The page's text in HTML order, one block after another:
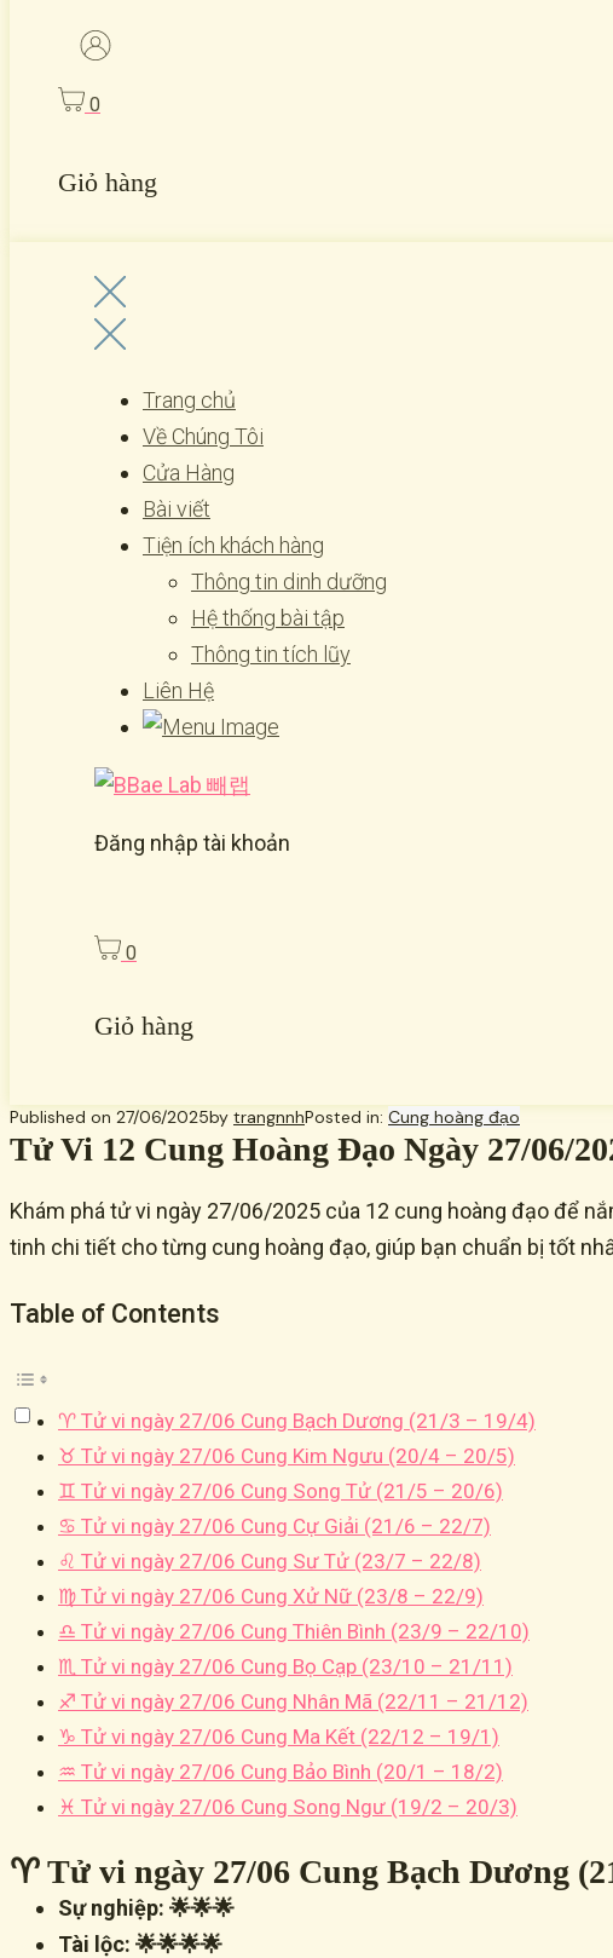
0
Giỏ hàng
Trang chủ
Về Chúng Tôi
Cửa Hàng
Bài viết
Tiện ích khách hàng
Thông tin dinh dưỡng
Hệ thống bài tập
Thông tin tích lũy
Liên Hệ
Đăng nhập tài khoản
0
Giỏ hàng
Published on 27/06/2025by trangnnhPosted in: Cung hoàng đạo
Tử Vi 12 Cung Hoàng Đạo Ngày 27/06/
Khám phá tử vi ngày 27/06/2025 của 12 cung hoàng đạo để
tinh chi tiết cho từng cung hoàng đạo, giúp bạn chuẩn bị tốt
Table of Contents
♈ Tử vi ngày 27/06 Cung Bạch Dương (21/3 – 19/4)
♉ Tử vi ngày 27/06 Cung Kim Ngưu (20/4 – 20/5)
♊ Tử vi ngày 27/06 Cung Song Tử (21/5 – 20/6)
♋ Tử vi ngày 27/06 Cung Cự Giải (21/6 – 22/7)
♌ Tử vi ngày 27/06 Cung Sư Tử (23/7 – 22/8)
♍ Tử vi ngày 27/06 Cung Xử Nữ (23/8 – 22/9)
♎ Tử vi ngày 27/06 Cung Thiên Bình (23/9 – 22/10)
♏ Tử vi ngày 27/06 Cung Bọ Cạp (23/10 – 21/11)
♐ Tử vi ngày 27/06 Cung Nhân Mã (22/11 – 21/12)
♑ Tử vi ngày 27/06 Cung Ma Kết (22/12 – 19/1)
♒ Tử vi ngày 27/06 Cung Bảo Bình (20/1 – 18/2)
♓ Tử vi ngày 27/06 Cung Song Ngư (19/2 – 20/3)
♈ Tử vi ngày 27/06 Cung Bạch Dương
Sự nghiệp: 🌟🌟🌟
Tài lộc: 🌟🌟🌟🌟